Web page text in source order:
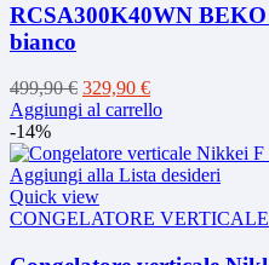
RCSA300K40WN
bianco
499,90€ Il
prezzo
era:
499,90 €.
329,90 €Il
prezzo
è:
329,90 €.
Aggiungi al carrello
-14%
Aggiungi alla Lista desideri
Quick view
CONGELATORE VERTICALE